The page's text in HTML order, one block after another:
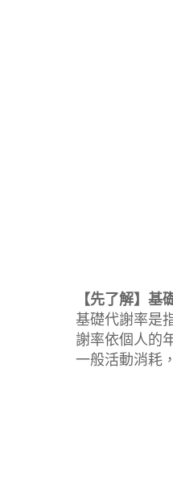
【先了解】基
基礎代謝率是
謝率依個人的
一般活動消耗